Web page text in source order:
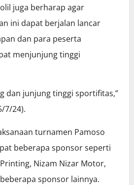
juga berharap agar
ini dapat berjalan lancar
dan para peserta
menjunjung tinggi
dan junjung tinggi sportifitas,”
7/24).
turnamen Pamoso
beberapa sponsor seperti
Nizam Nizar Motor,
sponsor lainnya.